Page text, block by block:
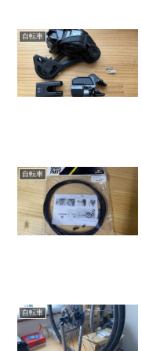
自転車
自転車
自転車